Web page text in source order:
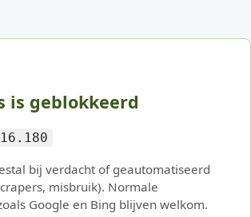
is geblokkeerd
bij verdacht of geautomatiseerd
misbruik). Normale
Google en Bing blijven welkom.